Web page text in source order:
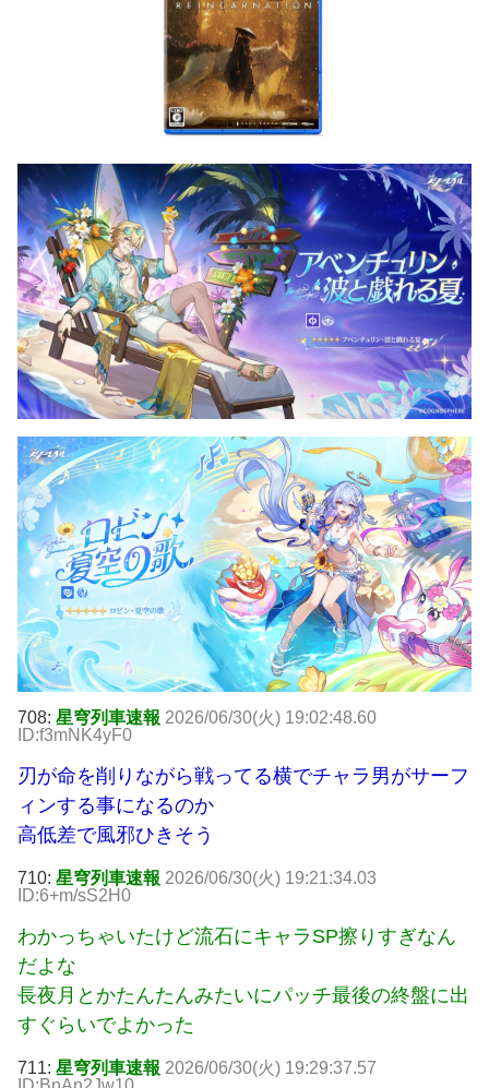
708: 星穹列車速報 2026/06/30(火) 19:02:48.60
ID:f3mNK4yF0
刃が命を削りながら戦ってる横でチャラ男がサーフ
ィンする事になるのか
高低差で風邪ひきそう
710: 星穹列車速報 2026/06/30(火) 19:21:34.03
ID:6+m/sS2H0
わかっちゃいたけど流石にキャラSP擦りすぎなん
だよな
長夜月とかたんたんみたいにパッチ最後の終盤に出
すぐらいでよかった
711: 星穹列車速報 2026/06/30(火) 19:29:37.57